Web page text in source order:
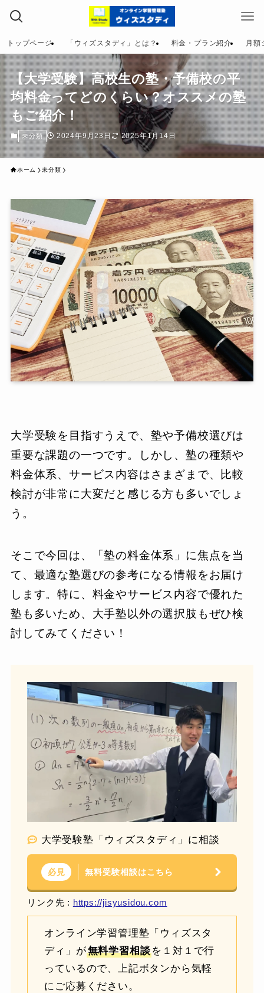
トップページ 「ウィズスタディ」とは？ 料金・プラン紹介 月額
【大学受験】高校生の塾・予備校の平
均料金ってどのくらい？オススメの塾
もご紹介！
未分類 2024年9月23日 2025年1月14日
ホーム 未分類
大学受験を目指すうえで、塾や予備校選びは
重要な課題の一つです。しかし、塾の種類や
料金体系、サービス内容はさまざまで、比較
検討が非常に大変だと感じる方も多いでしょ
う。
そこで今回は、「塾の料金体系」に焦点を当
て、最適な塾選びの参考になる情報をお届け
します。特に、料金やサービス内容で優れた
塾も多いため、大手塾以外の選択肢もぜひ検
討してみてください！
大学受験塾「ウィズスタディ」に相談
必見 無料受験相談はこちら
リンク先 : https://jisyusidou.com
オンライン学習管理塾「ウィズスタ
ディ」が無料学習相談を１対１で行
っているので、上記ボタンから気軽
にご応募ください。